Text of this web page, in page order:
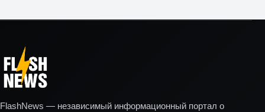
FlashNews — независимый информационный портал о